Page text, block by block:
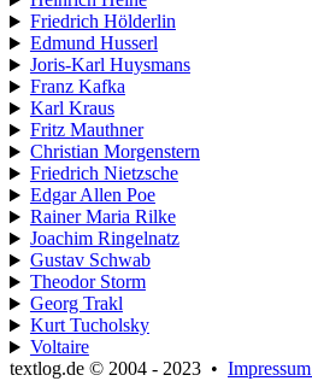
Friedrich Hölderlin
Edmund Husserl
Joris-Karl Huysmans
Franz Kafka
Karl Kraus
Fritz Mauthner
Christian Morgenstern
Friedrich Nietzsche
Edgar Allen Poe
Rainer Maria Rilke
Joachim Ringelnatz
Gustav Schwab
Theodor Storm
Georg Trakl
Kurt Tucholsky
Voltaire
textlog.de © 2004 - 2023 • Impressum